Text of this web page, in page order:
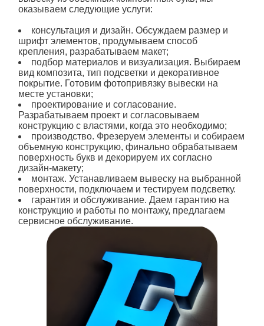
оказываем следующие услуги:
консультация и дизайн. Обсуждаем размер и
шрифт элементов, продумываем способ
крепления, разрабатываем макет;
подбор материалов и визуализация. Выбираем
вид композита, тип подсветки и декоративное
покрытие. Готовим фотопривязку вывески на
месте установки;
проектирование и согласование.
Разрабатываем проект и согласовываем
конструкцию с властями, когда это необходимо;
производство. Фрезеруем элементы и собираем
объемную конструкцию, финально обрабатываем
поверхность букв и декорируем их согласно
дизайн-макету;
монтаж. Устанавливаем вывеску на выбранной
поверхности, подключаем и тестируем подсветку.
гарантия и обслуживание. Даем гарантию на
конструкцию и работы по монтажу, предлагаем
сервисное обслуживание.